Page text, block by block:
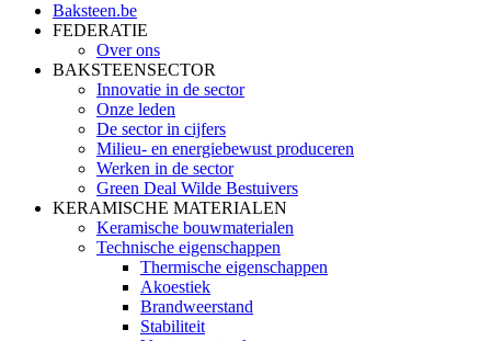
Baksteen.be
FEDERATIE
Over ons
BAKSTEENSECTOR
Innovatie in de sector
Onze leden
De sector in cijfers
Milieu- en energiebewust produceren
Werken in de sector
Green Deal Wilde Bestuivers
KERAMISCHE MATERIALEN
Keramische bouwmaterialen
Technische eigenschappen
Thermische eigenschappen
Akoestiek
Brandweerstand
Stabiliteit